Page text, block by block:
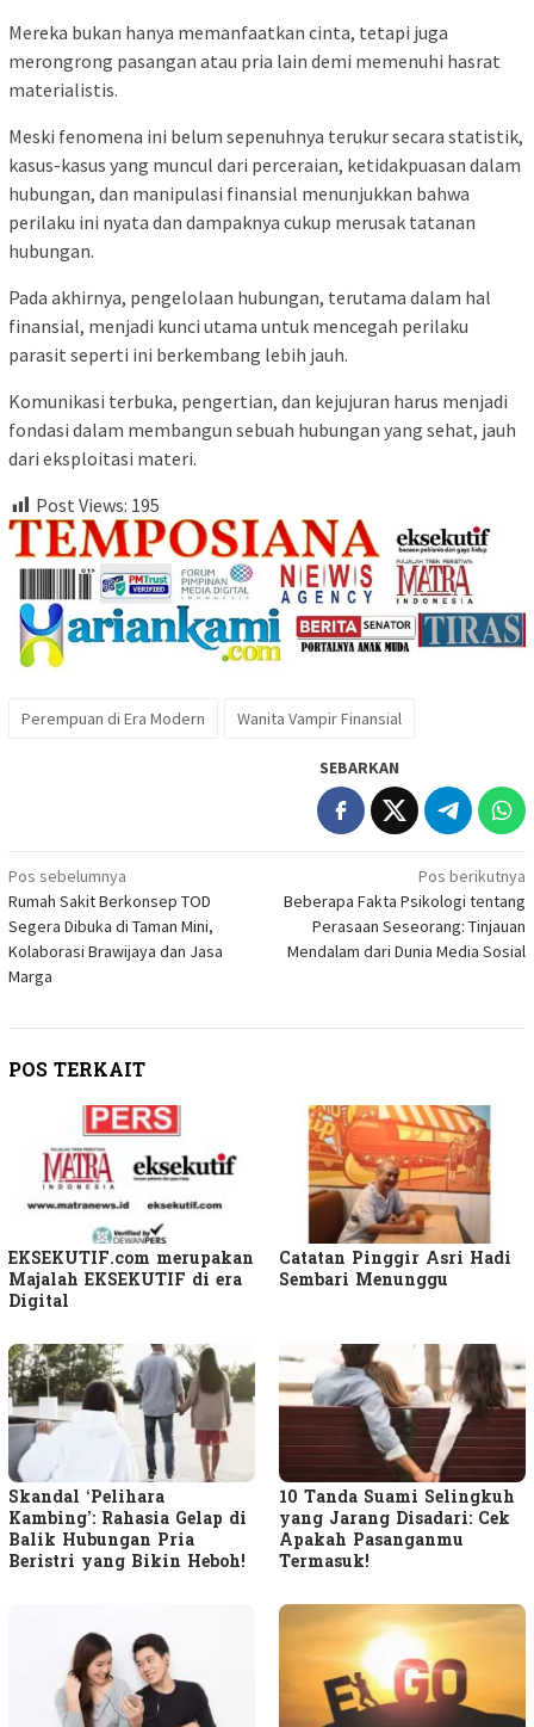
Mereka bukan hanya memanfaatkan cinta, tetapi juga
merongrong pasangan atau pria lain demi memenuhi hasrat
materialistis.
Meski fenomena ini belum sepenuhnya terukur secara statistik,
kasus-kasus yang muncul dari perceraian, ketidakpuasan dalam
hubungan, dan manipulasi finansial menunjukkan bahwa
perilaku ini nyata dan dampaknya cukup merusak tatanan
hubungan.
Pada akhirnya, pengelolaan hubungan, terutama dalam hal
finansial, menjadi kunci utama untuk mencegah perilaku
parasit seperti ini berkembang lebih jauh.
Komunikasi terbuka, pengertian, dan kejujuran harus menjadi
fondasi dalam membangun sebuah hubungan yang sehat, jauh
dari eksploitasi materi.
Post Views: 195
Perempuan di Era Modern Wanita Vampir Finansial
SEBARKAN
Navigasi
pos
Pos sebelumnya
Rumah Sakit Berkonsep TOD
Segera Dibuka di Taman Mini,
Kolaborasi Brawijaya dan Jasa
Marga
Pos berikutnya
Beberapa Fakta Psikologi tentang
Perasaan Seseorang: Tinjauan
Mendalam dari Dunia Media Sosial
POS TERKAIT
EKSEKUTIF.com merupakan
Majalah EKSEKUTIF di era
Digital
Catatan Pinggir Asri Hadi
Sembari Menunggu
Skandal ‘Pelihara
Kambing’: Rahasia Gelap di
Balik Hubungan Pria
Beristri yang Bikin Heboh!
10 Tanda Suami Selingkuh
yang Jarang Disadari: Cek
Apakah Pasanganmu
Termasuk!